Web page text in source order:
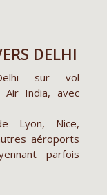
DELHI
sur vol
India, avec
Lyon, Nice,
aéroports
parfois